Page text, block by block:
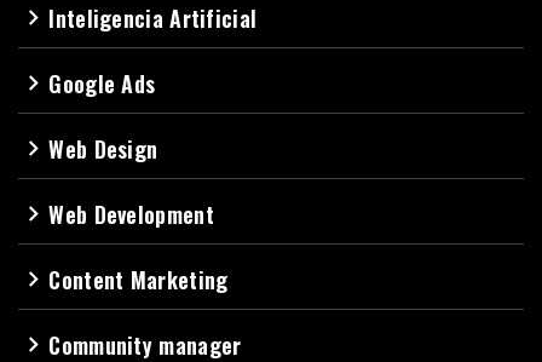
navigate_next Inteligencia Artificial
navigate_next Google Ads
navigate_nextWeb Design
navigate_nextWeb Development
navigate_next Content Marketing
navigate_next Community manager